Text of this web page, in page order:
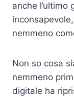
anche l’ultimo
nemmeno
Non so cosa
nemmeno
digitale ha